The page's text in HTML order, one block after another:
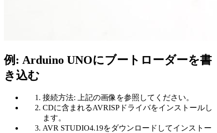
例: Arduino UNOにブートローダーを書
き込む
接続方法: 上記の画像を参照してください。
CDに含まれるAVRISPドライバをインストールし
ます。
AVR STUDIO4.19をダウンロードしてインストー